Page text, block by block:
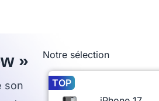
»
son
Notre sélection
TOP